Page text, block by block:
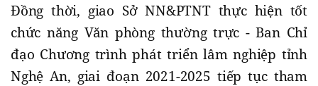
Đồng thời, giao Sở NN&PTNT thực hiện tốt
chức năng Văn phòng thường trực - Ban Chỉ
đạo Chương trình phát triển lâm nghiệp tỉnh
Nghệ An, giai đoạn 2021-2025 tiếp tục tham